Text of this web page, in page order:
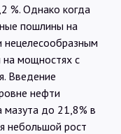
%. Однако когда
пошлины на
нецелесообразным
на мощностях с
Введение
нефти
мазута до 21,8% в
небольшой рост